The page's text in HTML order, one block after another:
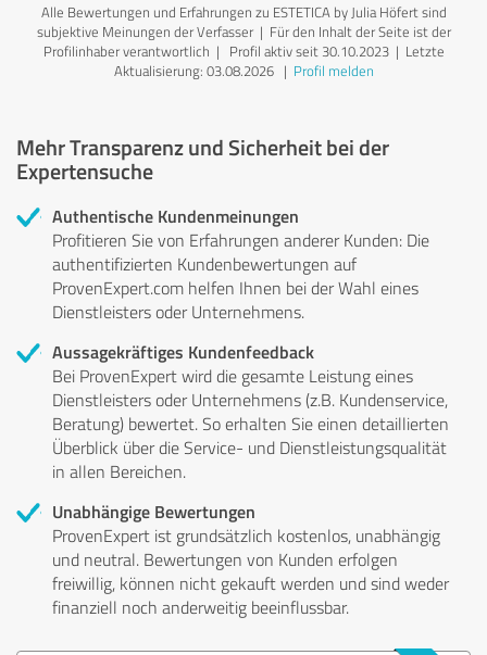
Alle Bewertungen und Erfahrungen zu ESTETICA by Julia Höfert sind
subjektive Meinungen der Verfasser | Für den Inhalt der Seite ist der
Profilinhaber verantwortlich | Profil aktiv seit 30.10.2023 | Letzte
Aktualisierung: 03.08.2026| Profil melden
Mehr Transparenz und Sicherheit bei der
Expertensuche
Authentische Kundenmeinungen
Profitieren Sie von Erfahrungen anderer Kunden: Die
authentifizierten Kundenbewertungen auf
ProvenExpert.com helfen Ihnen bei der Wahl eines
Dienstleisters oder Unternehmens.
Aussagekräftiges Kundenfeedback
Bei ProvenExpert wird die gesamte Leistung eines
Dienstleisters oder Unternehmens (z.B. Kundenservice,
Beratung) bewertet. So erhalten Sie einen detaillierten
Überblick über die Service- und Dienstleistungsqualität
in allen Bereichen.
Unabhängige Bewertungen
ProvenExpert ist grundsätzlich kostenlos, unabhängig
und neutral. Bewertungen von Kunden erfolgen
freiwillig, können nicht gekauft werden und sind weder
finanziell noch anderweitig beeinflussbar.